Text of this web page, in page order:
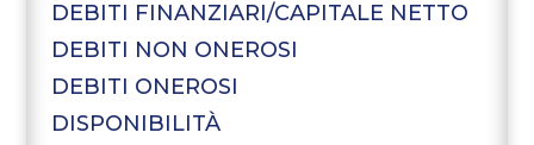
DEBITI FINANZIARI/CAPITALE NETTO
DEBITI NON ONEROSI
DEBITI ONEROSI
DISPONIBILITÀ